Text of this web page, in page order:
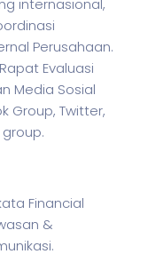
internasional,
Perusahaan.
Evaluasi
Media Sosial
Group, Twitter,
Financial
&